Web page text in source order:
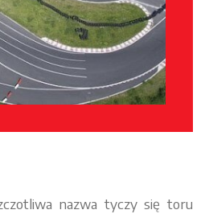
nazwa tyczy się toru